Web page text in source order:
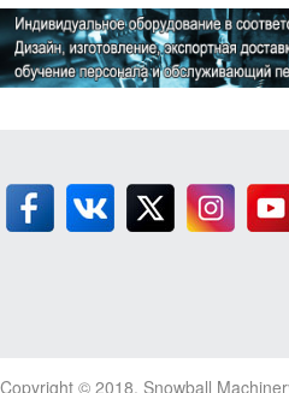
Copyright © 2018, Snowball